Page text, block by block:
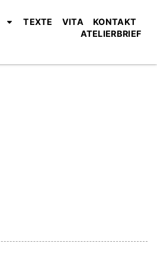
TEXTE VITA
KONTAKT
ATELIERBRIEF